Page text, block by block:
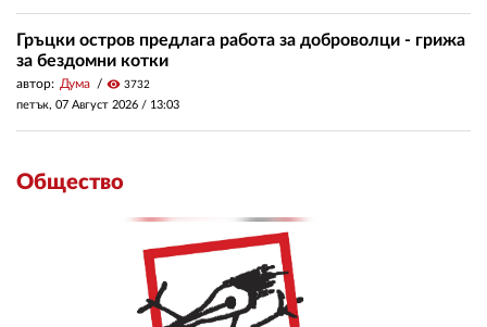
Гръцки остров предлага работа за доброволци - грижа
за бездомни котки
автор: Дума visibility 3732
петък, 07 Август 2026 / 13:03
Общество